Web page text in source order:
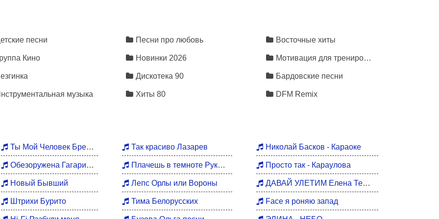
ложь
два-три
песни
Кино
музыка
Песни про любовь
Новинки 2026
Дискотека 90
Хиты 80
Восточные хиты
Мотивация для тренировок
Бардовские песни
DFM Remix
Ты Мой Человек Брежнева
Обезоружена Гагарина
Новый Бывший
Штрихи Бурито
Так красиво Лазарев
Плачешь в темноте Руки Вверх
Лепс Орлы или Вороны
Тима Белорусских
Николай Басков - Караоке
Просто так - Караулова
ДАВАЙ УЛЕТИМ Елена Темникова
Face я роняю запад